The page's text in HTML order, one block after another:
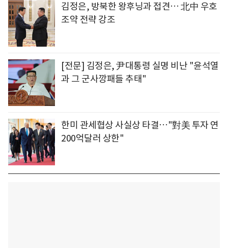
김정은, 방북한 왕후닝과 접견… 北中 우호
조약 전략 강조
[전문] 김정은, 尹대통령 실명 비난 "윤석열
과 그 군사깡패들 추태"
한미 관세협상 사실상 타결…"對美 투자 연
200억달러 상한"